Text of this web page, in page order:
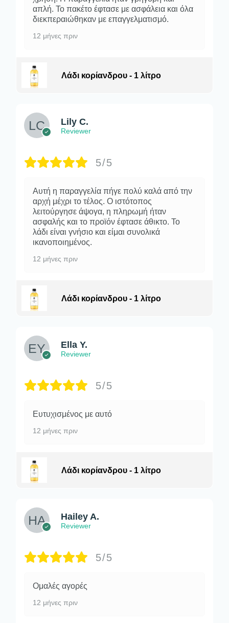
απλή. Το πακέτο έφτασε με ασφάλεια και όλα
διεκπεραιώθηκαν με επαγγελματισμό.
12 μήνες πριν
Λάδι κορίανδρου - 1 λίτρο
Lily C.
Reviewer
5/5
Αυτή η παραγγελία πήγε πολύ καλά από την
αρχή μέχρι το τέλος. Ο ιστότοπος
λειτούργησε άψογα, η πληρωμή ήταν
ασφαλής και το προϊόν έφτασε άθικτο. Το
λάδι είναι γνήσιο και είμαι συνολικά
ικανοποιημένος.
12 μήνες πριν
Λάδι κορίανδρου - 1 λίτρο
Ella Y.
Reviewer
5/5
Ευτυχισμένος με αυτό
12 μήνες πριν
Λάδι κορίανδρου - 1 λίτρο
Hailey A.
Reviewer
5/5
Ομαλές αγορές
12 μήνες πριν